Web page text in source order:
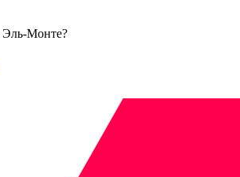
Эль-Монте?